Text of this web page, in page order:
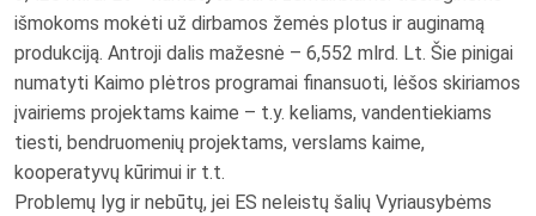
išmokoms mokėti už dirbamos žemės plotus ir auginamą
produkciją. Antroji dalis mažesnė – 6,552 mlrd. Lt. Šie pinigai
numatyti Kaimo plėtros programai finansuoti, lėšos skiriamos
įvairiems projektams kaime – t.y. keliams, vandentiekiams
tiesti, bendruomenių projektams, verslams kaime,
kooperatyvų kūrimui ir t.t.
Problemų lyg ir nebūtų, jei ES neleistų šalių Vyriausybėms